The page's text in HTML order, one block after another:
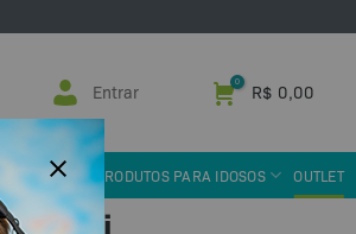
Entrar R$ 0,00
PRODUTOS PARA IDOSOS OUTLET
Sensii